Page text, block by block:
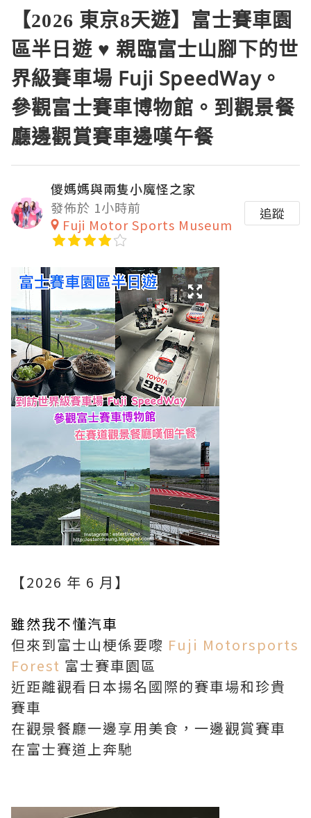
【2026 東京8天遊】富士賽車園
區半日遊 ♥ 親臨富士山腳下的世
界級賽車場 Fuji SpeedWay。
參觀富士賽車博物館。到觀景餐
廳邊觀賞賽車邊嘆午餐
儍媽媽與兩隻小魔怪之家
發佈於 1小時前
Fuji Motor Sports Museum
追蹤
【2026 年 6 月】
雖然我不懂汽車
但來到富士山梗係要嚟 Fuji Motorsports
Forest 富士賽車園區
近距離觀看日本揚名國際的賽車場和珍貴
賽車
在觀景餐廳一邊享用美食，一邊觀賞賽車
在富士賽道上奔馳